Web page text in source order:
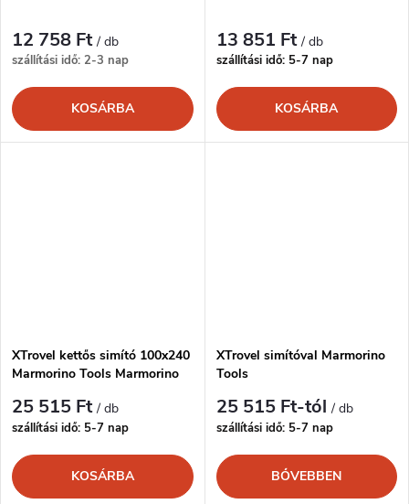
12 758 Ft/ db
szállítási idő: 2-3 nap
KOSÁRBA
13 851 Ft/ db
szállítási idő: 5-7 nap
KOSÁRBA
XTrovel kettős simító 100x240
Marmorino Tools Marmorino
25 515 Ft/ db
szállítási idő: 5-7 nap
KOSÁRBA
XTrovel simítóval Marmorino
Tools
25 515 Ft-tól/ db
szállítási idő: 5-7 nap
BŐVEBBEN